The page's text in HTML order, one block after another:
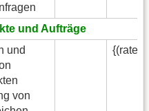
und Aufträge
und
von